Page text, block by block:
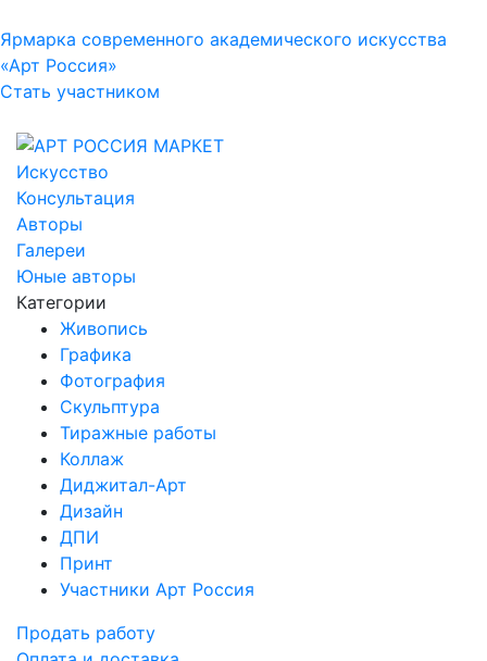
Ярмарка современного академического искусства
«Арт Россия»
Стать участником
Искусство
Консультация
Авторы
Галереи
Юные авторы
Категории
Живопись
Графика
Фотография
Скульптура
Тиражные работы
Коллаж
Диджитал-Арт
Дизайн
ДПИ
Принт
Участники Арт Россия
Продать работу